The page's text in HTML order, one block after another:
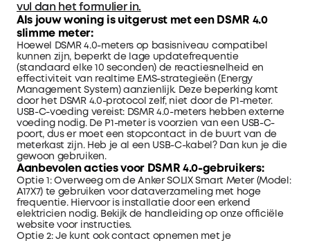
vul dan het formulier in.
Als jouw woning is uitgerust met een DSMR 4.0
slimme meter:
Hoewel DSMR 4.0-meters op basisniveau compatibel
kunnen zijn, beperkt de lage updatefrequentie
(standaard elke 10 seconden) de reactiesnelheid en
effectiviteit van realtime EMS-strategieën (Energy
Management System) aanzienlijk. Deze beperking komt
door het DSMR 4.0-protocol zelf, niet door de P1-meter.
USB-C-voeding vereist: DSMR 4.0-meters hebben externe
voeding nodig. De P1-meter is voorzien van een USB-C-
poort, dus er moet een stopcontact in de buurt van de
meterkast zijn. Heb je al een USB-C-kabel? Dan kun je die
gewoon gebruiken.
Aanbevolen acties voor DSMR 4.0-gebruikers:
Optie 1: Overweeg om de Anker SOLIX Smart Meter (Model:
A17X7) te gebruiken voor dataverzameling met hoge
frequentie. Hiervoor is installatie door een erkend
elektricien nodig. Bekijk de handleiding op onze officiële
website voor instructies.
Optie 2: Je kunt ook contact opnemen met je